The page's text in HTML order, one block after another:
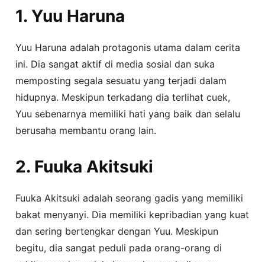
1. Yuu Haruna
Yuu Haruna adalah protagonis utama dalam cerita
ini. Dia sangat aktif di media sosial dan suka
memposting segala sesuatu yang terjadi dalam
hidupnya. Meskipun terkadang dia terlihat cuek,
Yuu sebenarnya memiliki hati yang baik dan selalu
berusaha membantu orang lain.
2. Fuuka Akitsuki
Fuuka Akitsuki adalah seorang gadis yang memiliki
bakat menyanyi. Dia memiliki kepribadian yang kuat
dan sering bertengkar dengan Yuu. Meskipun
begitu, dia sangat peduli pada orang-orang di